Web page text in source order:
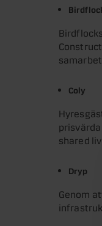
Coly
shared
Dryp
Genom